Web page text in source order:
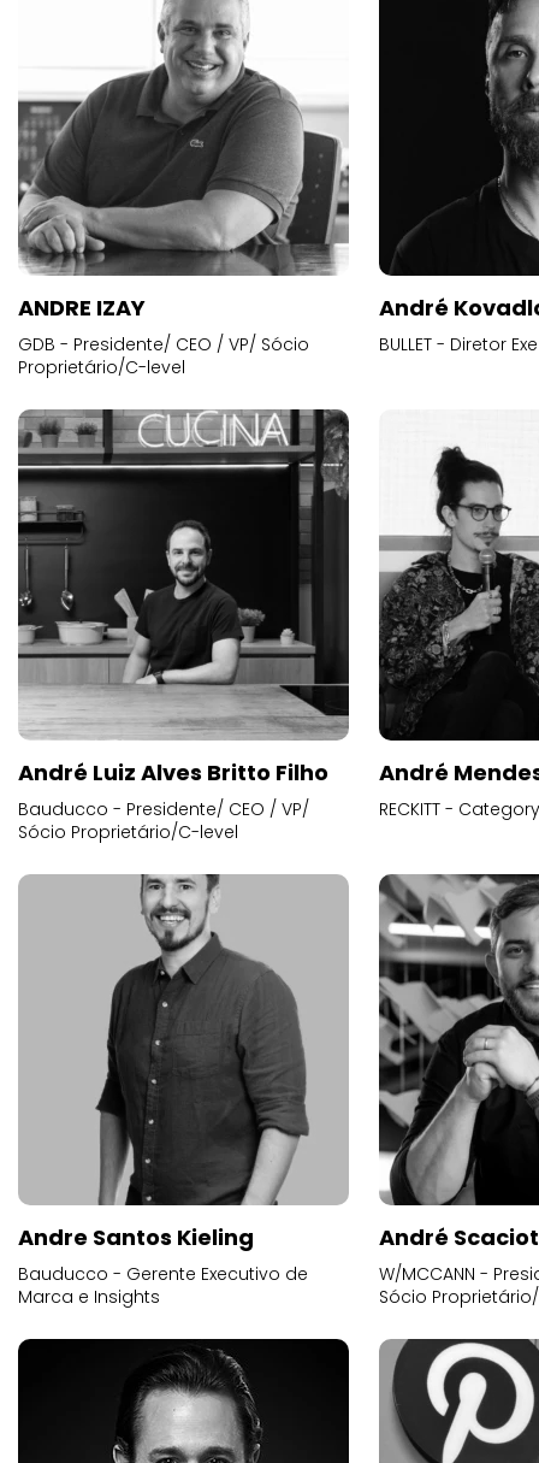
ANDRE IZAY
GDB - Presidente/ CEO / VP/ Sócio
Proprietário/C-level
André
BULLET - Diretor
André Luiz Alves Britto Filho
Bauducco - Presidente/ CEO / VP/
Sócio Proprietário/C-level
André
RECKITT -
Andre Santos Kieling
Bauducco - Gerente Executivo de
Marca e Insights
André
W/MCCANN -
Sócio